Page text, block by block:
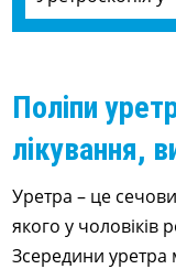
Поліпи
лікування,
Уретра – це
якого у чоловіків
Зсередини уретра